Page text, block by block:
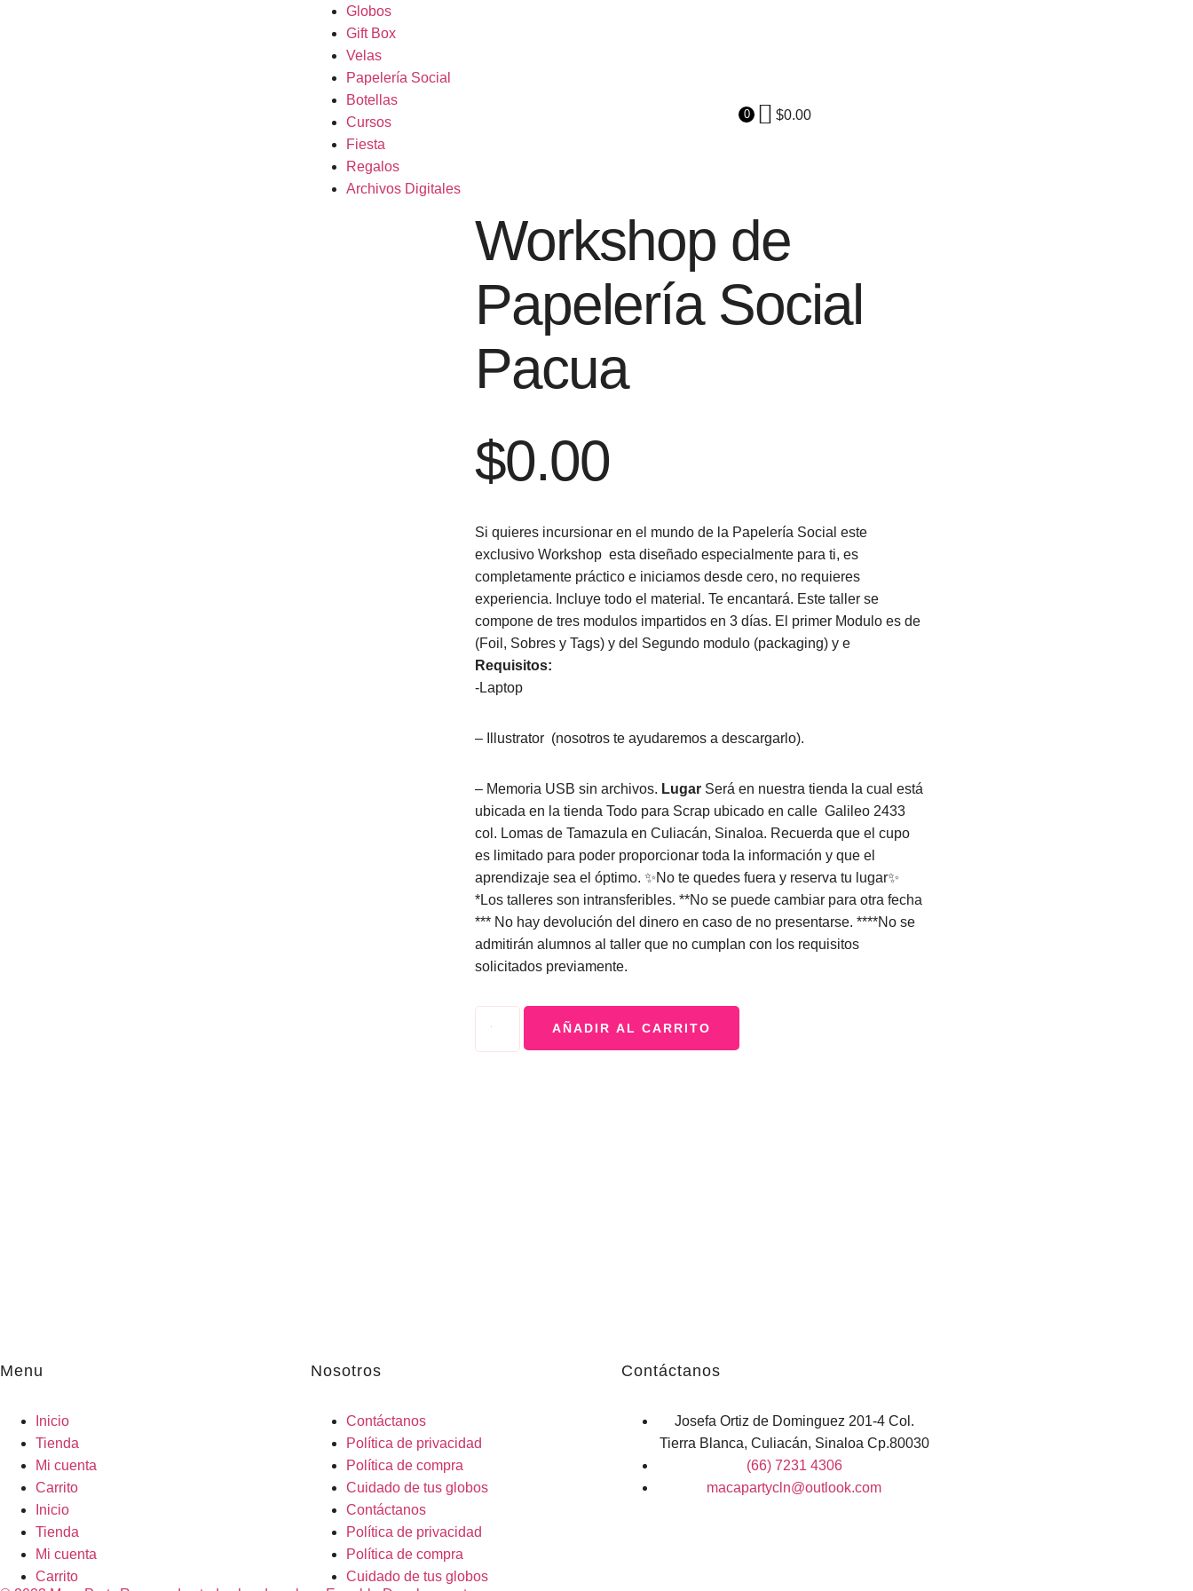
Globos
Gift Box
Velas
Papelería Social
Botellas
Cursos
Fiesta
Regalos
Archivos Digitales
0 $0.00
Workshop de
Papelería Social
Pacua
$0.00
Si quieres incursionar en el mundo de la Papelería Social este
exclusivo Workshop esta diseñado especialmente para ti, es
completamente práctico e iniciamos desde cero, no requieres
experiencia. Incluye todo el material. Te encantará. Este taller se
compone de tres modulos impartidos en 3 días. El primer Modulo es de
(Foil, Sobres y Tags) y del Segundo modulo (packaging) y e
Requisitos:
-Laptop
– Illustrator (nosotros te ayudaremos a descargarlo).
– Memoria USB sin archivos. Lugar Será en nuestra tienda la cual está
ubicada en la tienda Todo para Scrap ubicado en calle Galileo 2433
col. Lomas de Tamazula en Culiacán, Sinaloa. Recuerda que el cupo
es limitado para poder proporcionar toda la información y que el
aprendizaje sea el óptimo. ✨No te quedes fuera y reserva tu lugar✨
*Los talleres son intransferibles. **No se puede cambiar para otra fecha
*** No hay devolución del dinero en caso de no presentarse. ****No se
admitirán alumnos al taller que no cumplan con los requisitos
solicitados previamente.
AÑADIR AL CARRITO
Menu
Inicio
Tienda
Mi cuenta
Carrito
Inicio
Tienda
Mi cuenta
Carrito
Nosotros
Contáctanos
Política de privacidad
Política de compra
Cuidado de tus globos
Contáctanos
Política de privacidad
Política de compra
Cuidado de tus globos
Contáctanos
Josefa Ortiz de Dominguez 201-4 Col.
Tierra Blanca, Culiacán, Sinaloa Cp.80030
(66) 7231 4306
macapartycln@outlook.com